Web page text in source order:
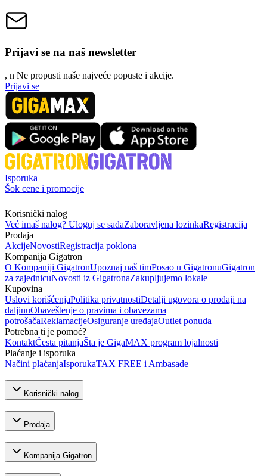
Prijavi se na naš newsletter
, n Ne propusti naše najveće popuste i akcije.
Prijavi se
Isporuka
Šok cene i promocije
Korisnički nalog
Već imaš nalog? Uloguj se sadaZaboravljena lozinkaRegistracija
Prodaja
AkcijeNovostiRegistracija poklona
Kompanija Gigatron
O Kompaniji GigatronUpoznaj naš timPosao u GigatronuGigatron
za zajednicuNovosti iz GigatronaZakupljujemo lokale
Kupovina
Uslovi korišćenjaPolitika privatnostiDetalji ugovora o prodaji na
daljinuObaveštenje o pravima i obavezama
potrošačaReklamacijeOsiguranje uređajaOutlet ponuda
Potrebna ti je pomoć?
KontaktČesta pitanjaŠta je GigaMAX program lojalnosti
Plaćanje i isporuka
Načini plaćanjaIsporukaTAX FREE i Ambasade
Korisnički nalog
Prodaja
Kompanija Gigatron